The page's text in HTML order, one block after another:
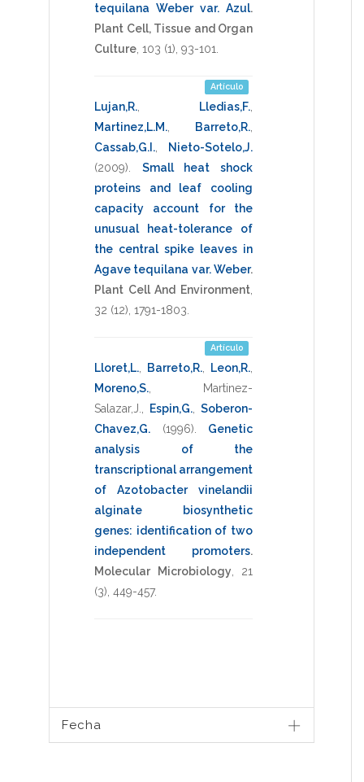
tequilana Weber var. Azul.
Plant Cell, Tissue and Organ
Culture 103 (1), 93-101
Artículo
Lujan,R. Lledias,F.
Martinez,L.M.
Barreto,R.
Cassab,G.I.
Nieto-Sotelo,J.
(2009)
Small heat shock
proteins and leaf cooling
capacity account for the
unusual heat-tolerance of
the central spike leaves in
Agave tequilana var. Weber.
Plant Cell And Environment
32 (12), 1791-1803
Artículo
Lloret,L. Barreto,R. Leon,R.
Moreno,S.
Martinez-
Salazar,J.
Espin,G.
Soberon-
Chavez,G.
(1996)
Genetic
analysis of the
transcriptional arrangement
of Azotobacter vinelandii
alginate biosynthetic
genes: identification of two
independent promoters.
Molecular Microbiology
21
(3), 449-457.
Fecha